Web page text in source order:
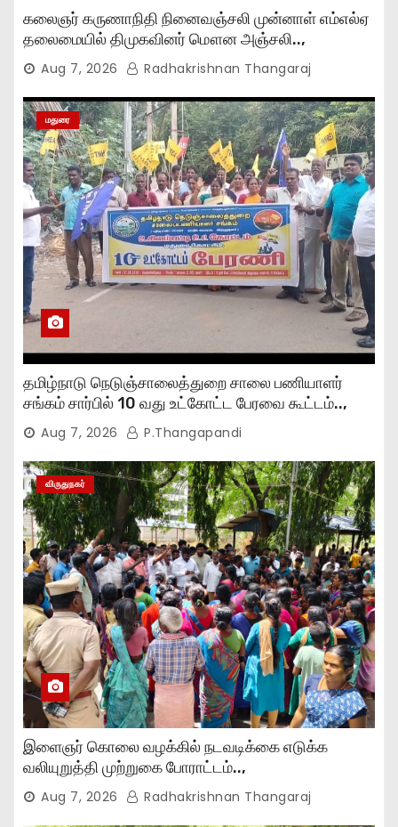
கலைஞர் கருணாநிதி நினைவஞ்சலி முன்னாள் எம்எல்ஏ
தலைமையில் திமுகவினர் மௌன அஞ்சலி..,
Aug 7, 2026 Radhakrishnan Thangaraj
மதுரை
தமிழ்நாடு நெடுஞ்சாலைத்துறை சாலை பணியாளர்
சங்கம் சார்பில் 10 வது உட்கோட்ட பேரவை கூட்டம்..,
Aug 7, 2026 P.Thangapandi
விருதுநகர்
இளைஞர் கொலை வழக்கில் நடவடிக்கை எடுக்க
வலியுறுத்தி முற்றுகை போராட்டம்..,
Aug 7, 2026 Radhakrishnan Thangaraj